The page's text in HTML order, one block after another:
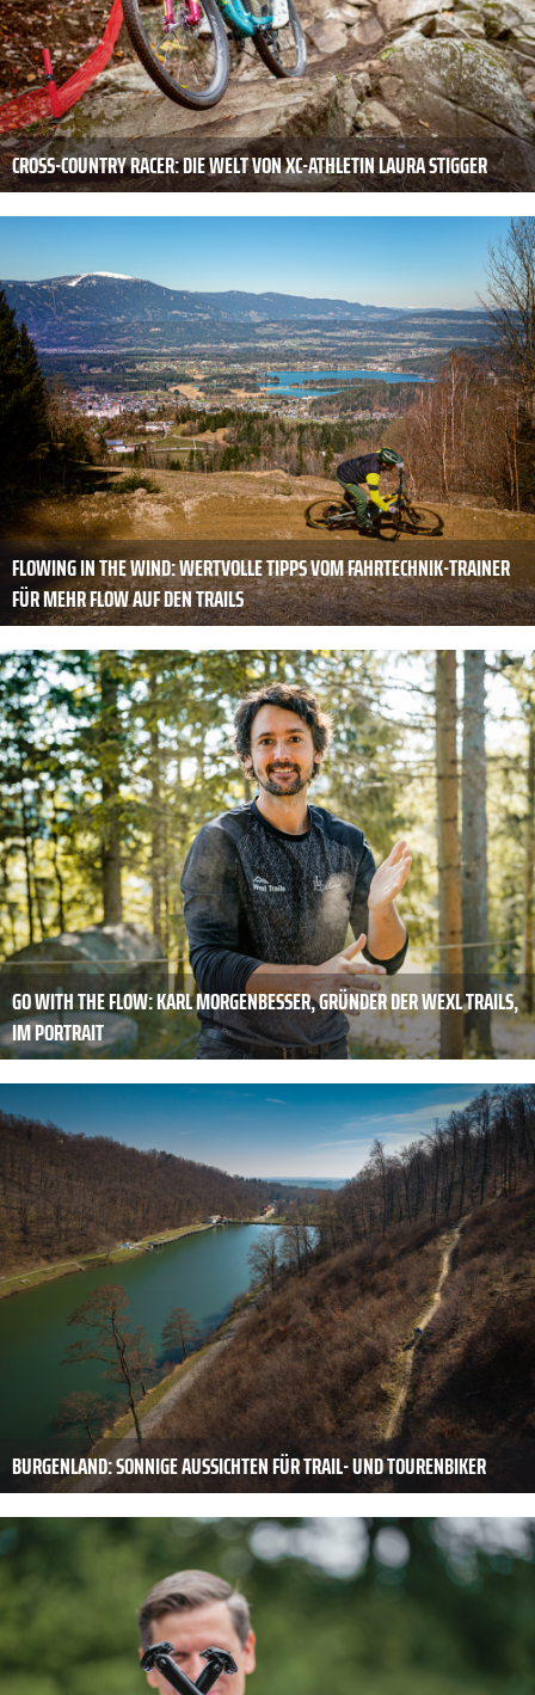
CROSS-COUNTRY RACER: DIE WELT VON XC-ATHLETIN LAURA STIGGER
FLOWING IN THE WIND: WERTVOLLE TIPPS VOM FAHRTECHNIK-TRAINER
FÜR MEHR FLOW AUF DEN TRAILS
GO WITH THE FLOW: KARL MORGENBESSER, GRÜNDER DER WEXL TRAILS,
IM PORTRAIT
BURGENLAND: SONNIGE AUSSICHTEN FÜR TRAIL- UND TOURENBIKER